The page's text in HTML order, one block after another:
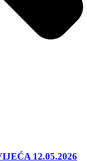
12.05.2026